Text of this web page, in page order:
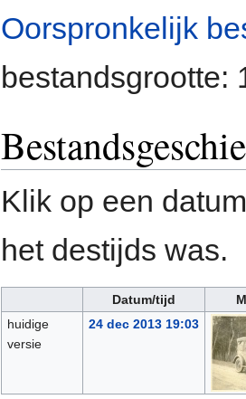
Oorspronkelijk
bestandsgrootte:
Klik op een
het destijds was.
Datum/tijd
huidige
versie
24 dec 2013 19:03